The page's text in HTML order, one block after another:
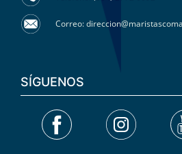
Correo:
SÍGUENOS